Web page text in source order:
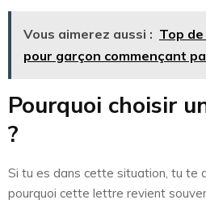
Vous aimerez aussi : Top
pour garçon commençant
Pourquoi choisir
?
Si tu es dans cette situation, tu te
pourquoi cette lettre revient